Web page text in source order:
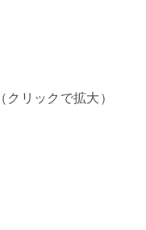
（クリックで拡大）